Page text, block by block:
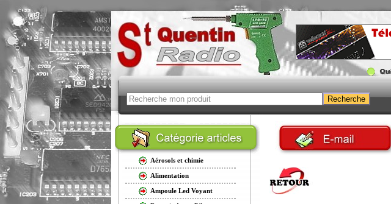
Aérosols et chimie
Alimentation
Ampoule Led Voyant